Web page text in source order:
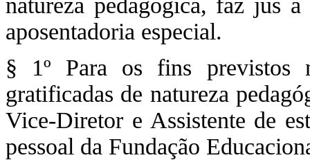
natureza pedagógica, faz jus
aposentadoria especial.
§ 1º Para os fins previstos
gratificadas de natureza
Vice-Diretor e Assistente de
pessoal da Fundação